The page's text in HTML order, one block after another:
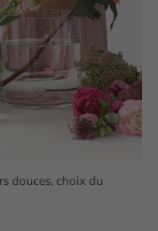
douces, choix du